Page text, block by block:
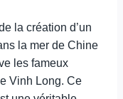
la création d’un
la mer de Chine
les fameux
Vinh Long. Ce